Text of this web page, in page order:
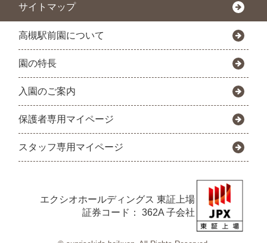
サイトマップ
高槻駅前園について
園の特長
入園のご案内
保護者専用マイページ
スタッフ専用マイページ
エクシオホールディングス 東証上場
証券コード： 362A 子会社